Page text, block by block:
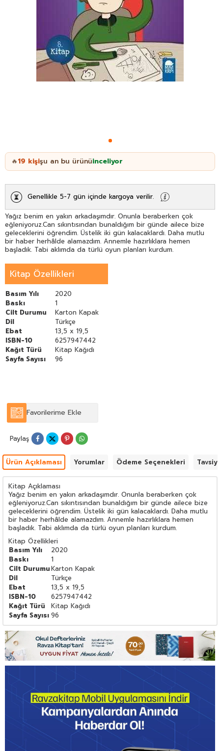
🔥19 kişişu an bu ürünüinceliyor
Genellikle 5-7 gün içinde kargoya verilir.
Yağız benim en yakın arkadaşımdır. Onunla beraberken çok
eğleniyoruz.Can sıkıntısından bunaldığım bir günde ailece bize
geleceklerini öğrendim. Üstelik iki gün kalacaklardı. Daha mutlu
bir haber herhâlde alamazdım. Annemle hazırlıklara hemen
başladık. Tabi aklımda da türlü oyun planları kurdum.
Kitap Özellikleri
Basım Yılı
2020
Baskı
1
Cilt Durumu
Karton Kapak
Dil
Türkçe
Ebat
13,5 x 19,5
ISBN-10
6257947442
Kağıt Türü
Kitap Kağıdı
Sayfa Sayısı
96
Favorilerime Ekle
Paylaş
Ürün Açıklaması Yorumlar Ödeme Seçenekleri
Kitap Açıklaması
Yağız benim en yakın arkadaşımdır. Onunla beraberken çok
eğleniyoruz.Can sıkıntısından bunaldığım bir günde ailece bize
geleceklerini öğrendim. Üstelik iki gün kalacaklardı. Daha mutlu
bir haber herhâlde alamazdım. Annemle hazırlıklara hemen
başladık. Tabi aklımda da türlü oyun planları kurdum.
Kitap Özellikleri
Basım Yılı
2020
Baskı
1
Cilt DurumuKarton Kapak
Dil
Türkçe
Ebat
13,5 x 19,5
ISBN-10
6257947442
Kağıt Türü
Kitap Kağıdı
Sayfa Sayısı 96